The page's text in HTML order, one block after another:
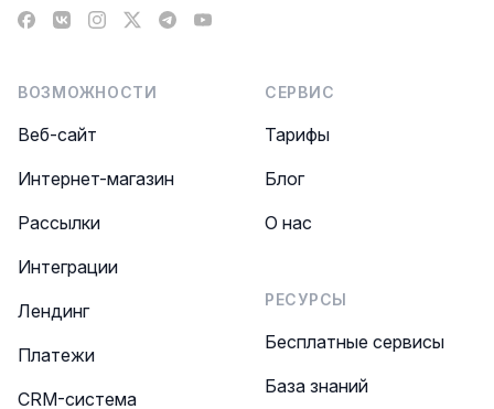
Facebook
VK Instagram
X TelegramYouTube
ВОЗМОЖНОСТИ
Веб-сайт
Интернет-магазин
Рассылки
Интеграции
Лендинг
Платежи
CRM-система
СЕРВИС
Тарифы
Блог
О нас
РЕСУРСЫ
Бесплатные сервисы
База знаний